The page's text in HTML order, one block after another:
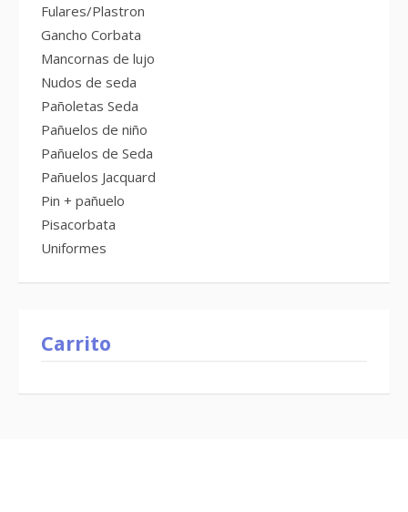
Fulares/Plastron
Gancho Corbata
Mancornas de lujo
Nudos de seda
Pañoletas Seda
Pañuelos de niño
Pañuelos de Seda
Pañuelos Jacquard
Pin + pañuelo
Pisacorbata
Uniformes
Carrito